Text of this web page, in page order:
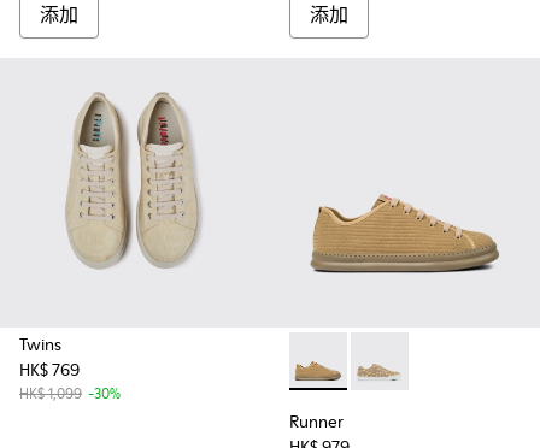
添加 添加
Twins
HK$ 769
HK$ 1,099 -30%
Runner - K100842-002 -
Runner - K100842-
Runner